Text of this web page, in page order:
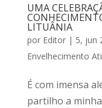
UMA
LITUÂNIA
por Editor| 5, jun
Envelhecimento
É com imensa
partilho a